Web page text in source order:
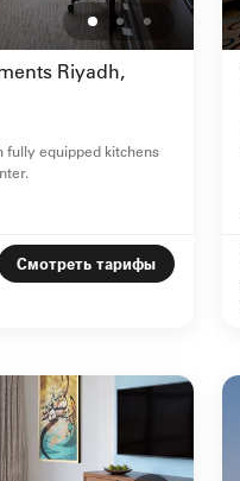
Riyadh,
equipped kitchens
Смотреть тарифы